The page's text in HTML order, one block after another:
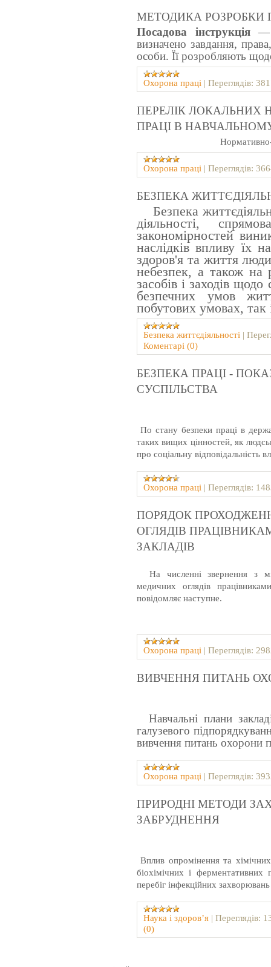
МЕТОДИКА РОЗРОБКИ
Посадова інструкція—
визначено завдання,
особи. Її розробляють
Охорона праці | Переглядів:
ПЕРЕЛІК ЛОКАЛЬНИХ
ПРАЦІ В
Охорона праці | Переглядів:
БЕЗПEКА
Безпeка
діяльності,
закономірностей
наслідків впливу їх
здоров'я та життя
небезпек, а також на
засобів і заходів
безпечних умов
побутових умовах, так
Безпeка життєдіяльності |
Коментарі (0)
БЕЗПЕКА ПРАЦІ -
СУСПІЛЬСТВА
По стану безпеки праці в
таких вищих цінностей, як
про соціальну відповідальність
Охорона праці | Переглядів:
ПОРЯДОК
ОГЛЯДІВ
ЗАКЛАДІВ
На численні звернення з
медичних оглядів
повідомляє наступне.
Охорона праці | Переглядів:
ВИВЧЕННЯ ПИТАНЬ
Навчальні плани
галузевого
вивчення питань охорони
Охорона праці | Переглядів:
ПРИРОДНІ МЕТОДИ
ЗАБРУДНЕННЯ
Вплив опромінення та
біохімічних і ферментативних
перебіг інфекційних
Наука і здоров’я | Переглядів:
(0)